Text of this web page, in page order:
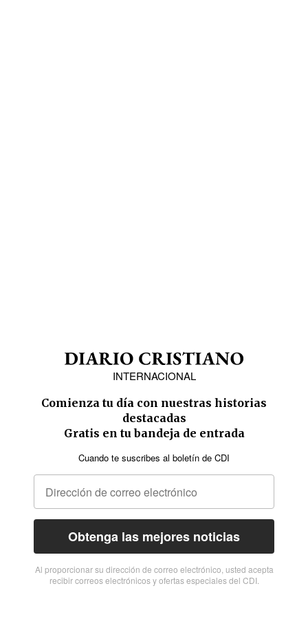
INTERNACIONAL
Comienza tu día con nuestras historias
destacadas
Gratis en tu bandeja de entrada
Cuando te suscribes al boletín de CDI
Obtenga las mejores noticias
Al proporcionar su dirección de correo electrónico, usted acepta
recibir correos electrónicos y ofertas especiales del CDI.